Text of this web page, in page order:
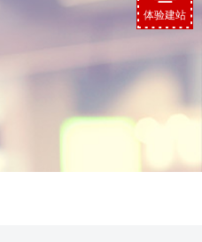
体验建站